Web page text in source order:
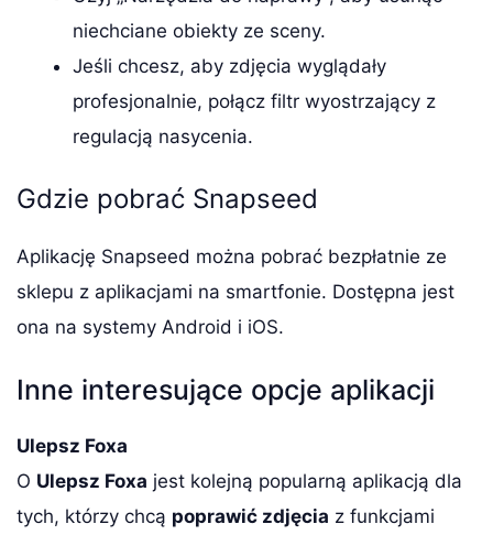
niechciane obiekty ze sceny.
Jeśli chcesz, aby zdjęcia wyglądały
profesjonalnie, połącz filtr wyostrzający z
regulacją nasycenia.
Gdzie pobrać Snapseed
Aplikację Snapseed można pobrać bezpłatnie ze
sklepu z aplikacjami na smartfonie. Dostępna jest
ona na systemy Android i iOS.
Inne interesujące opcje aplikacji
Ulepsz Foxa
O Ulepsz Foxa jest kolejną popularną aplikacją dla
tych, którzy chcą poprawić zdjęcia z funkcjami